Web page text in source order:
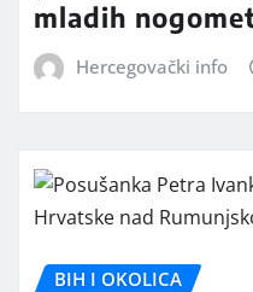
mladih
Hercegovački info
BIH I OKOLICA